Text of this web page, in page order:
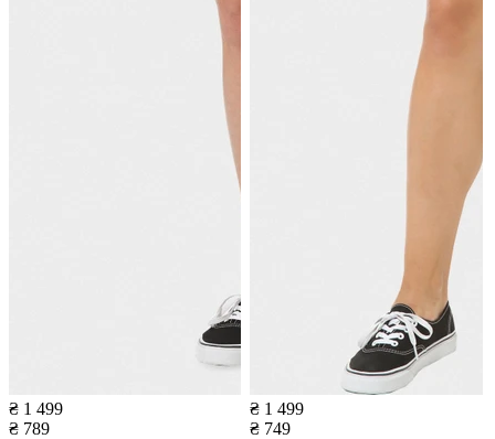
₴ 1 499
₴ 789
₴ 1 499
₴ 749